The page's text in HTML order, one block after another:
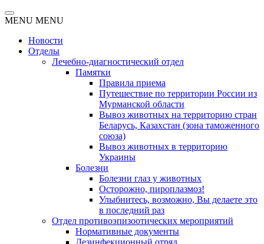
MENU MENU
Новости
Отделы
Лечебно-диагностический отдел
Памятки
Правила приема
Путешествие по территории России из
Мурманской области
Вывоз животных на территорию стран
Беларусь, Казахстан (зона таможенного
союза)
Вывоз животных в территорию
Украины
Болезни
Болезни глаз у животных
Осторожно, пироплазмоз!
Улыбнитесь, возможно, Вы делаете это
в последний раз
Отдел противоэпизоотических мероприятий
Нормативные документы
Дезинфекционный отряд